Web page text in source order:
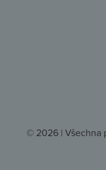
© 2026 | Všechna